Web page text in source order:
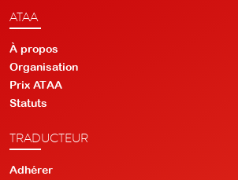
ATAA
À propos
Organisation
Prix ATAA
Statuts
TRADUCTEUR
Adhérer